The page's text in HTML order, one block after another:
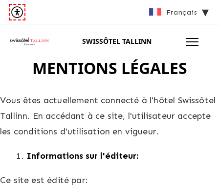
Français
SWISSÔTEL TALLINN
MENTIONS LÉGALES
Vous êtes actuellement connecté à l'hôtel Swissôtel
Tallinn. En accédant à ce site, l'utilisateur accepte
les conditions d'utilisation en vigueur.
Informations sur l'éditeur:
Ce site est édité par: